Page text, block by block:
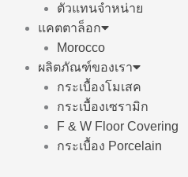
ตัวแทนจำหน่าย
แคตตาล็อก
Morocco
ผลิตภัณฑ์ของเรา
กระเบื้องโมเสค
กระเบื้องเซรามิก
F & W Floor Covering
กระเบื้อง Porcelain